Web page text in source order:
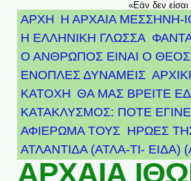
«Εάν δεν
ΑΡΧΗ Η ΑΡΧΑΙΑ ΜΕΣΣΗΝΗ-
Η ΕΛΛΗΝΙΚΗ ΓΛΩΣΣΑ
Ο ΑΝΘΡΩΠΟΣ ΕΙΝΑΙ Ο
ΕΝΟΠΛΕΣ ΔΥΝΑΜΕΙΣ
ΚΑΤΟΧΗ ΘΑ ΜΑΣ ΒΡΕΙΤΕ
ΚΑΤΑΚΛΥΣΜΟΣ: ΠΟΤΕ
ΑΦΙΈΡΩΜΑ ΤΟΥΣ ΉΡΩΕΣ
ΑΤΛΑΝΤΊΔΑ (ΑΤΛΑ-ΤΙ- ΕΙΔΑ)
ΑΡΧΑΙΑ